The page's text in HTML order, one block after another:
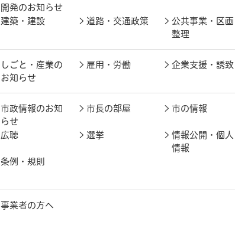
開発のお知らせ
建築・建設 道路・交通政策
公共事業・区画
整理
しごと・産業の
お知らせ
雇用・労働 企業支援・誘致
市政情報のお知
らせ
市長の部屋 市の情報
広聴 選挙
情報公開・個人
情報
条例・規則
事業者の方へ